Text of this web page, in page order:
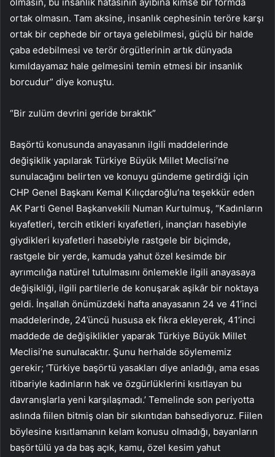
olmasın, bu insanlık hatasının ayıbına kimse bir formda
ortak olmasın. Tam aksine, insanlık cephesinin teröre karşı
ortak bir cephede bir ortaya gelebilmesi, güçlü bir halde
çaba edebilmesi ve terör örgütlerinin artık dünyada
kımıldayamaz hale gelmesini temin etmesi bir insanlık
borcudur” diye konuştu.
“Bir zulüm devrini geride bıraktık”
Başörtü konusunda anayasanın ilgili maddelerinde
değişiklik yapılarak Türkiye Büyük Millet Meclisi’ne
sunulacağını belirten ve konuyu gündeme getirdiği için
CHP Genel Başkanı Kemal Kılıçdaroğlu’na teşekkür eden
AK Parti Genel Başkanvekili Numan Kurtulmuş, “Kadınların
kıyafetleri, tercih etikleri kıyafetleri, inançları hasebiyle
giydikleri kıyafetleri hasebiyle rastgele bir biçimde,
rastgele bir yerde, kamuda yahut özel kesimde bir
ayrımcılığa natürel tutulmasını önlemekle ilgili anayasaya
değişikliği, ilgili partilerle de konuşarak aşikâr bir noktaya
geldi. İnşallah önümüzdeki hafta anayasanın 24 ve 41’inci
maddelerinde, 24’üncü hususa ek fıkra ekleyerek, 41’inci
maddede de değişiklikler yaparak Türkiye Büyük Millet
Meclisi’ne sunulacaktır. Şunu herhalde söylememiz
gerekir; ‘Türkiye başörtü yasakları diye anladığı, ama esas
itibariyle kadınların hak ve özgürlüklerini kısıtlayan bu
davranışlarla yeni karşılaşmadı.’ Temelinde son periyotta
aslında fiilen bitmiş olan bir sıkıntıdan bahsediyoruz. Fiilen
böylesine kısıtlamanın kelam konusu olmadığı, bayanların
başörtülü ya da baş açık, kamu, özel kesim yahut